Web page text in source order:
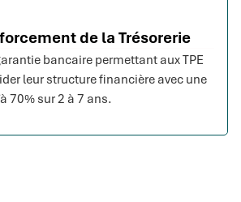
de la Trésorerie
bancaire permettant aux TPE
leur structure financière avec une
70% sur 2 à 7 ans.